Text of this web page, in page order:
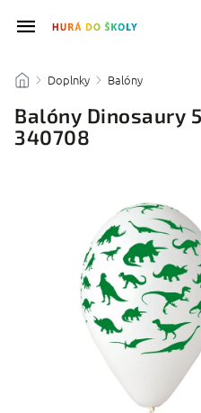
/ Doplnky / Balóny
Balóny Dinosaury
340708